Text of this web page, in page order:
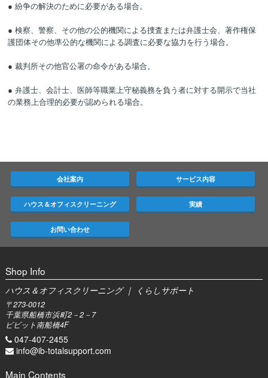
● 紛争の解決のために必要がある場合。
● 検察、警察、その他の公的機関による捜査または弁護士会、著作権保
護団体その他準公的な機関による調査に必要な協力を行う場合。
● 裁判所その他官公署の命令がある場合。
● 弁護士、会計士、医師等職業上守秘義務を負う者に対する開示で当社
の業務上合理的必要が認められる場合。
会社案内 サービス内容
ハウス＆オフィスクリーニング 実績
お問い合わせ
Shop Info
ハウス＆オフィスクリーニング ｜ くらしサポート
〒273-0012
千葉県船橋市浜町2－2－7
ビビット南船橋4F
047-407-2455
info@ib-totalsupport.com
Main Contents